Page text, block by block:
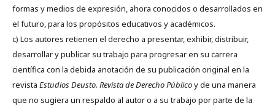
formas y medios de expresión, ahora conocidos o desarrollados en
el futuro, para los propósitos educativos y académicos.
c) Los autores retienen el derecho a presentar, exhibir, distribuir,
desarrollar y publicar su trabajo para progresar en su carrera
científica con la debida anotación de su publicación original en la
revista Estudios Deusto. Revista de Derecho Públicoy de una manera
que no sugiera un respaldo al autor o a su trabajo por parte de la